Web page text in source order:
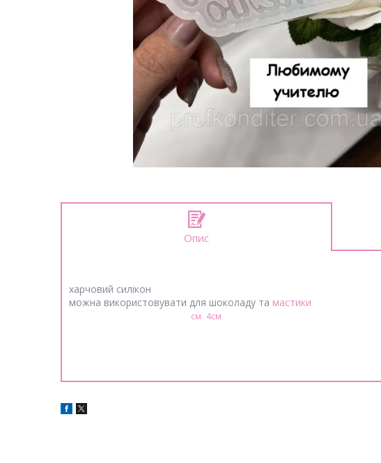
Опис
харчовий силікон
можна використовувати для шоколаду та мастики
см 4см